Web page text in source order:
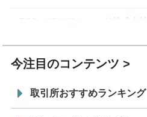
7/29
SBI VCトレード株式会社
今注目のコンテンツ
取引所おすすめランキング